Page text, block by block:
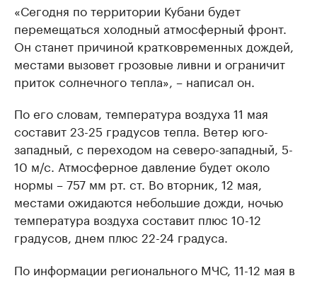
«Сегодня по территории Кубани будет
перемещаться холодный атмосферный фронт.
Он станет причиной кратковременных дождей,
местами вызовет грозовые ливни и ограничит
приток солнечного тепла», – написал он.
По его словам, температура воздуха 11 мая
составит 23-25 градусов тепла. Ветер юго-
западный, с переходом на северо-западный, 5-
10 м/с. Атмосферное давление будет около
нормы – 757 мм рт. ст. Во вторник, 12 мая,
местами ожидаются небольшие дожди, ночью
температура воздуха составит плюс 10-12
градусов, днем плюс 22-24 градуса.
По информации регионального МЧС, 11-12 мая в